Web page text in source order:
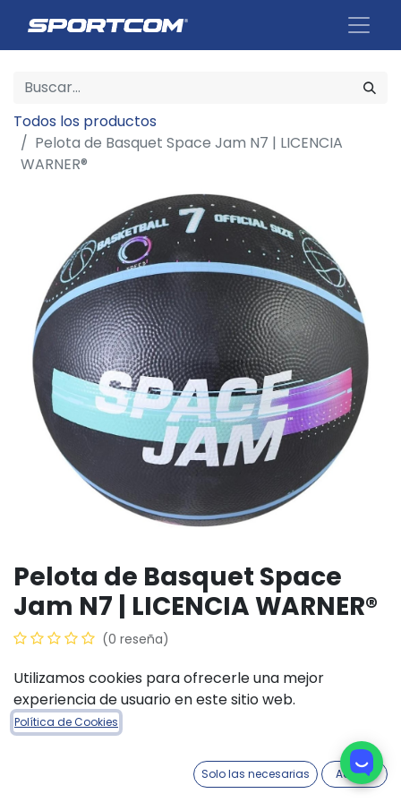
Todos los productos
Pelota de Basquet Space Jam N7 | LICENCIA
WARNER®
Pelota de Basquet Space
Jam N7 | LICENCIA WARNER®
(0 reseña)
$15.700,00
COLORES ACCESORIOS
Utilizamos cookies para ofrecerle una mejor
experiencia de usuario en este sitio web.
Política de Cookies
Solo las necesarias Acepto